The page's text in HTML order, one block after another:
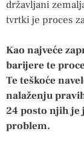
državljani
tvrtki je proces
Kao najveće
barijere te
Te teškoće
nalaženju
24 posto njih je
problem.